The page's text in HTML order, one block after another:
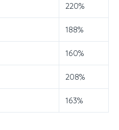
220%
188%
160%
208%
163%